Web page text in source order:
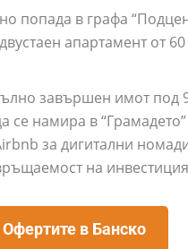
попада в графа
апартамент от
завършен имот под
се намира в
за дигитални
на
в Банско